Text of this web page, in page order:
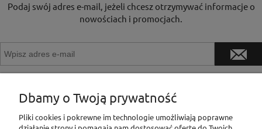
Podaj swój adres e-mail, jeżeli chcesz otrzymywać informacje o
nowościach i promocjach.
INFORMACJE
Dbamy o Twoją prywatność
Pliki cookies i pokrewne im technologie umożliwiają poprawne